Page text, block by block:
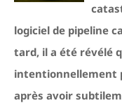
logiciel de pipeline
tard, il a été révélé
intentionnellement
après avoir